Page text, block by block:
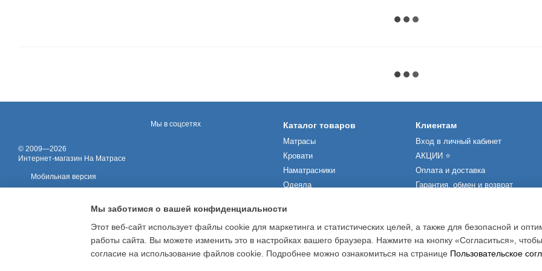
© 2009—2026
Интернет-магазин На Матрасе
Мобильная версия
Мы в соцсетях Каталог товаров
Матрасы
Кровати
Наматрасники
Одеяла
Производители
Клиентам
Вход в личный кабинет
АКЦИИ ⭐️
Оплата и доставка
Гарантия, обмен и возврат
О нас
Мы заботимся о вашей конфиденциальности
Этот веб-сайт использует файлы cookie для маркетинга и статистических целей, а также для безопасной и
работы сайта. Вы можете изменить это в настройках вашего браузера. Нажмите на кнопку «Согласиться»,
согласие на использование файлов cookie. Подробнее можно ознакомиться на странице Пользовательское